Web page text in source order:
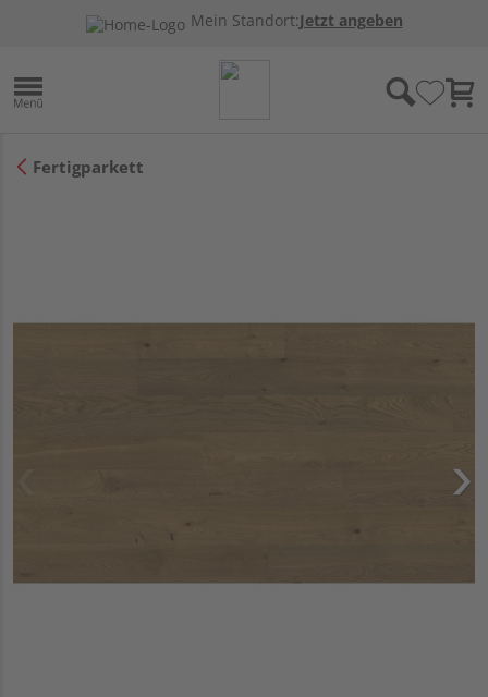
Mein Standort:Jetzt angeben
Fertigparkett